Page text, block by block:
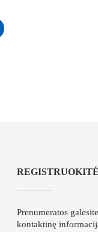
Prenumeratos
kontaktinę